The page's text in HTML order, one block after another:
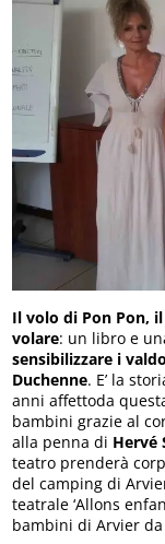
Il volo di Pon Pon,
volare: un libro e
sensibilizzare i
Duchenne. E’ la
anni affettoda
bambini grazie al
alla penna di Hervé
teatro prenderà
del camping di
teatrale ‘Allons
bambini di Arvier da